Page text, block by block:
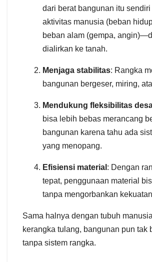
dari berat bangunan itu
aktivitas manusia (beban
beban alam (gempa,
dialirkan ke tanah.
Menjaga stabilitas: Rangka
bangunan bergeser, miring,
Mendukung fleksibilitas
bisa lebih bebas merancang
bangunan karena tahu ada
yang menopang.
Efisiensi material : Dengan
tepat, penggunaan material
tanpa mengorbankan
Sama halnya dengan tubuh
kerangka tulang, bangunan pun tak
tanpa sistem rangka.